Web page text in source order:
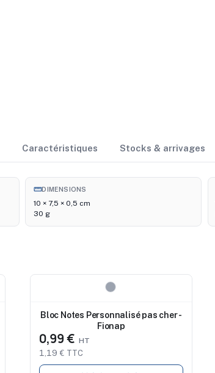
Caractéristiques Stocks & arrivages
straightenDIMENSIONS
10 × 7,5 × 0,5 cm
30 g
Bloc Notes Personnalisé pas cher -
Fionap
0,99 €
1,19 € TTC